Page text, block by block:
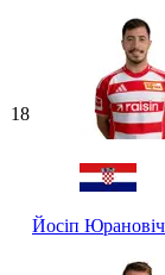
18
Йосіп Юрановіч